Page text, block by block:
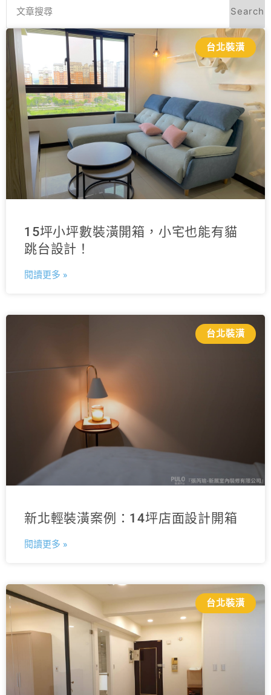
Search
台北裝潢
15坪小坪數裝潢開箱，小宅也能有貓
跳台設計！
閱讀更多 »
台北裝潢
新北輕裝潢案例：14坪店面設計開箱
閱讀更多 »
台北裝潢